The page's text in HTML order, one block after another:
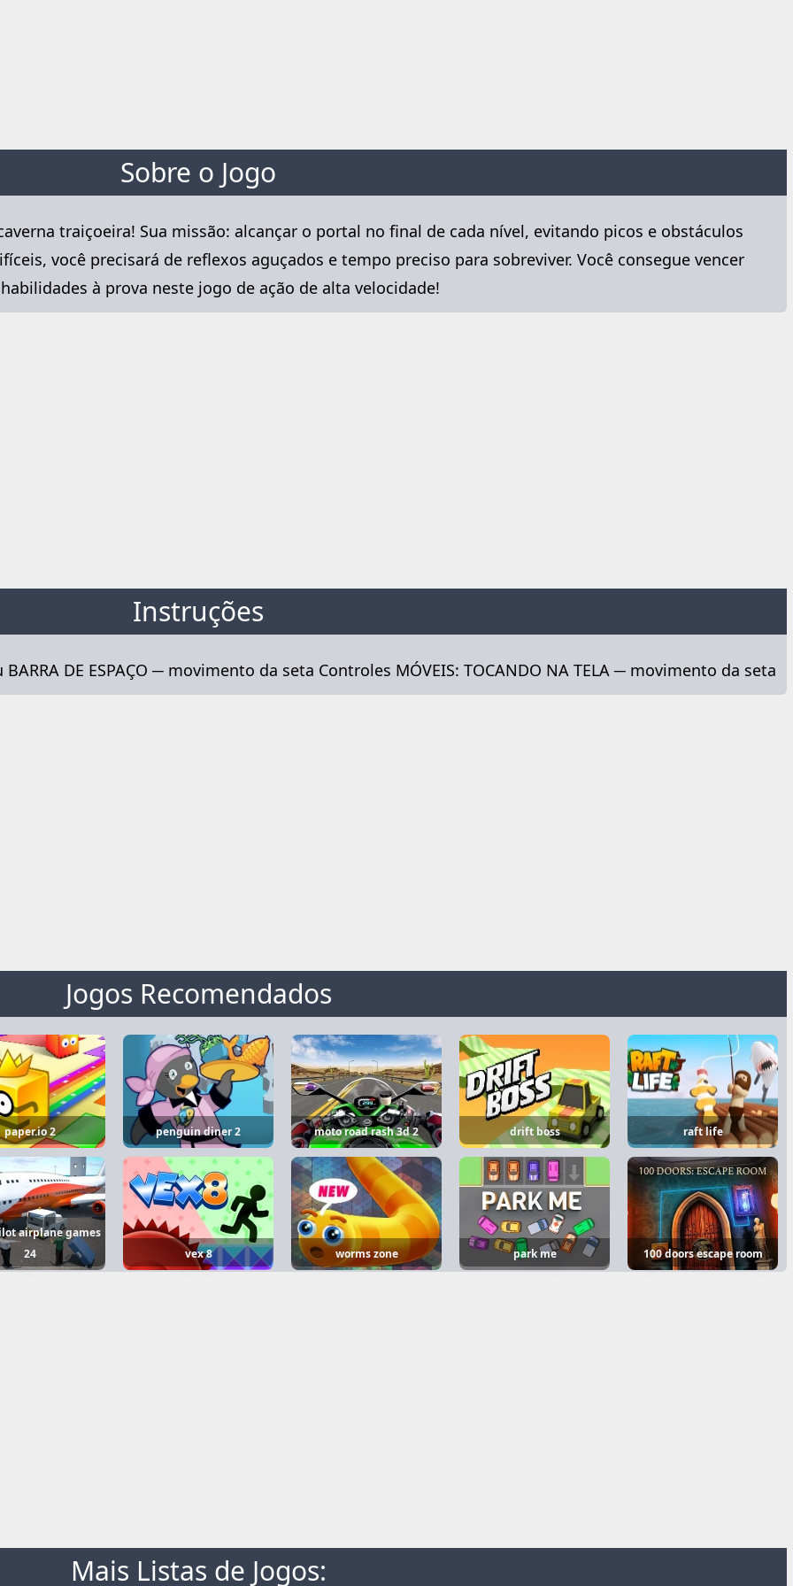
Sobre o Jogo
traiçoeira! Sua missão: alcançar o portal no final de cada nível, evitando picos e obstáculos
você precisará de reflexos aguçados e tempo preciso para sobreviver. Você consegue vencer
à prova neste jogo de ação de alta velocidade!
Instruções
BARRA DE ESPAÇO ─ movimento da seta Controles MÓVEIS: TOCANDO NA TELA ─ movimento da seta
Jogos Recomendados
paper.io 2 penguin diner 2 moto road rash 3d 2 drift boss raft life
airplane games
24
vex 8 worms zone park me 100 doors escape room
Mais Listas de Jogos: